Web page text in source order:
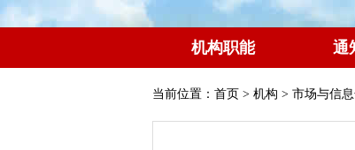
机构职能 通
当前位置： 首页 > 机构 > 市场与信息